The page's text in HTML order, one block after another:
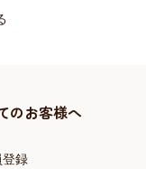
のお客様へ
登録